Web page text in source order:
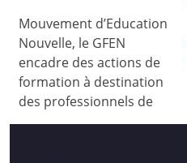
Mouvement d’Education
Nouvelle, le GFEN
encadre des actions de
formation à destination
des professionnels de